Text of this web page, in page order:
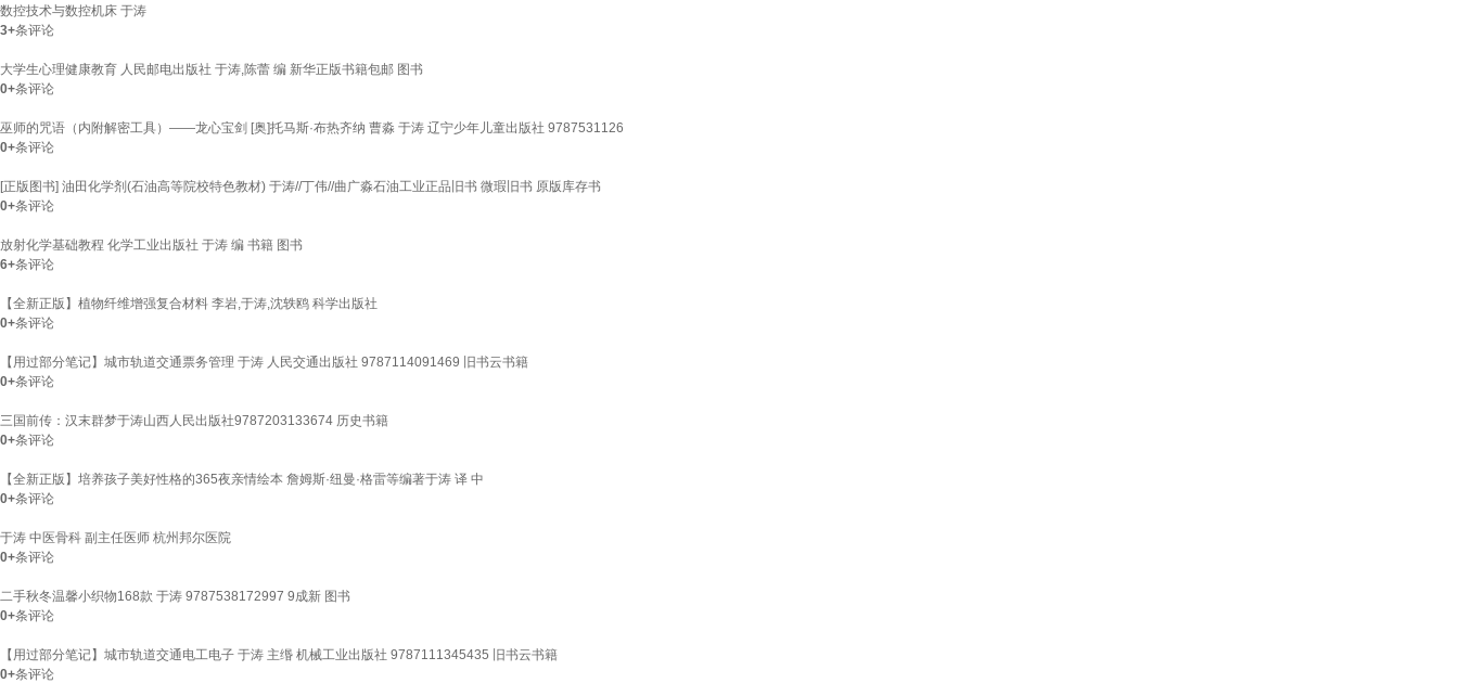
数控技术与数控机床 于涛
3+条评论
大学生心理健康教育 人民邮电出版社 于涛,陈蕾 编 新华正版书籍包邮 图书
0+条评论
巫师的咒语（内附解密工具）——龙心宝剑 [奥]托马斯·布热齐纳 曹淼 于涛 辽宁少年儿童出版社 9787531126
0+条评论
[正版图书] 油田化学剂(石油高等院校特色教材) 于涛//丁伟//曲广淼石油工业正品旧书 微瑕旧书 原版库存书
0+条评论
放射化学基础教程 化学工业出版社 于涛 编 书籍 图书
6+条评论
【全新正版】植物纤维增强复合材料 李岩,于涛,沈轶鸥 科学出版社
0+条评论
【用过部分笔记】城市轨道交通票务管理 于涛 人民交通出版社 9787114091469 旧书云书籍
0+条评论
三国前传：汉末群梦于涛山西人民出版社9787203133674 历史书籍
0+条评论
【全新正版】培养孩子美好性格的365夜亲情绘本 詹姆斯·纽曼·格雷等编著于涛 译 中
0+条评论
于涛 中医骨科 副主任医师 杭州邦尔医院
0+条评论
二手秋冬温馨小织物168款 于涛 9787538172997 9成新 图书
0+条评论
【用过部分笔记】城市轨道交通电工电子 于涛 主缗 机械工业出版社 9787111345435 旧书云书籍
0+条评论